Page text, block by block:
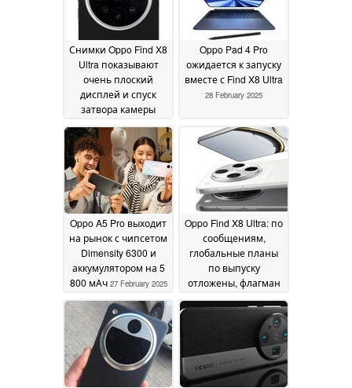
Снимки Oppo Find X8
Ultra показывают
очень плоский
дисплей и спуск
затвора камеры
03 March 2025
Oppo Pad 4 Pro
ожидается к запуску
вместе с Find X8 Ultra
28 February 2025
Oppo A5 Pro выходит
на рынок с чипсетом
Dimensity 6300 и
аккумулятором на 5
800 мАч 27 February 2025
Oppo Find X8 Ultra: по
сообщениям,
глобальные планы
по выпуску
отложены, флагман
апреле 27 February 2025